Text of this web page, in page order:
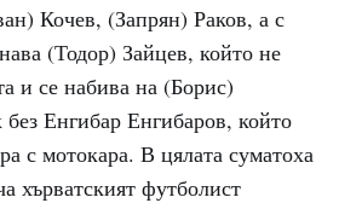
Кочев, (Запрян) Раков, а с
(Тодор) Зайцев, който не
и се набива на (Борис)
Енгибар Енгибаров, който
с мотокара. В цялата суматоха
хърватският футболист